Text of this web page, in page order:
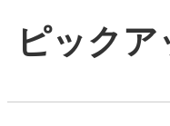
ピックア